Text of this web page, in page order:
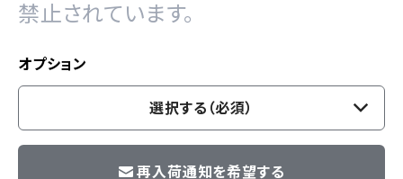
禁止されています。
オプション
選択する（必須）
再入荷通知を希望する